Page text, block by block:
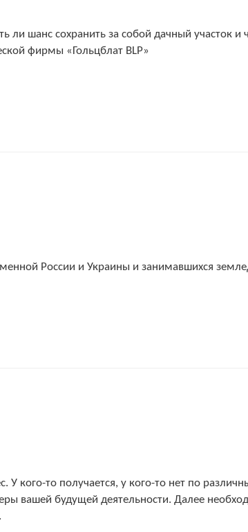
шанс сохранить за собой дачный участок и
фирмы «Гольцблат BLP»
России и Украины и занимавшихся
кого-то получается, у кого-то нет по
вашей будущей деятельности. Далее